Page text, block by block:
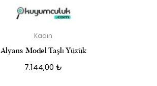
Kadın
Alyans Model Taşlı Yüzük
7.144,00 ₺